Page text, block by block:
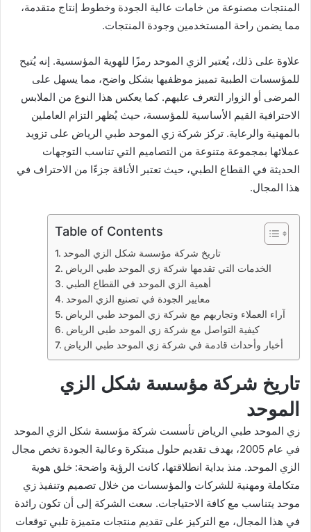
المنتجات مصنوعة من خامات عالية الجودة وخطوط إنتاج متقدمة،
مما يضمن راحة المستخدمين وجودة المنتجات.
علاوة على ذلك، يُعتبر الزي الموحد رمزًا للهوية المؤسسية. إنه يُتيح
للمؤسسات الطبية تمييز موظفيها بشكل واضح، مما يسهل على
المرضى أو الزوار التعرف عليهم. كما يعكس هذا النوع من الملابس
الاحترافية القيم الأساسية للمؤسسة، حيث يُظهر التزام العاملين
بالمهنية والرعاية. تركز شركة زي الموحد طبي الرياض على تزويد
عملائها بمجموعة متنوعة من التصاميم التي تناسب التوجهات
الحديثة في القطاع الطبي، حيث تعتبر الأناقة جزءًا من الاحتراف في
هذا المجال.
Table of Contents
تاريخ شركة مؤسسة شكل الزي الموحد
الخدمات التي تقدمها شركة زي الموحد طبي الرياض
أهمية الزي الموحد في القطاع الطبي
معايير الجودة في تصنيع الزي الموحد
آراء العملاء وتجاربهم مع شركة زي الموحد طبي الرياض
كيفية التواصل مع شركة زي الموحد طبي الرياض
أخبار وأحداث قادمة في شركة زي الموحد طبي الرياض
تاريخ شركة مؤسسة شكل الزي
الموحد
زي الموحد طبي الرياض تأسست شركة مؤسسة شكل الزي الموحد
في عام 2005، بهدف تقديم حلول مبتكرة وعالية الجودة تخص مجال
الزي الموحد. منذ بداية انطلاقتها، كانت الرؤية واضحة: خلق هوية
متكاملة ومهنية للشركات والمؤسسات من خلال تصميم وتنفيذ زي
موحد يتناسب مع كافة الاحتياجات. سعت الشركة إلى أن تكون رائدة
في هذا المجال، مع التركيز على تقديم منتجات متميزة تلبي توقعات